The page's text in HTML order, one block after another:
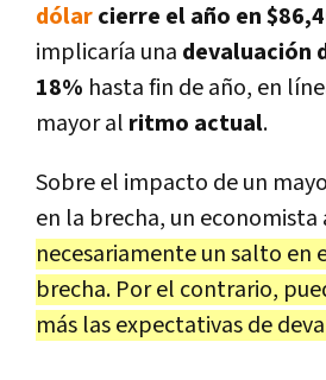
dólarcierre el año en
implicaría una devaluación
18% hasta fin de año, en
mayor al ritmo actual.
Sobre el impacto de un
en la brecha, un
necesariamente un salto en
brecha. Por el contrario,
más las expectativas de